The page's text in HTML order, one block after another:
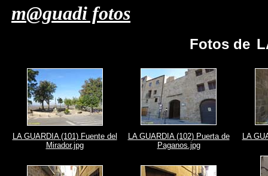
m@guadi fotos
Fotos de
LA GUARDIA (101) Fuente del
Mirador.jpg
LA GUARDIA (102) Puerta de
Paganos.jpg
LA